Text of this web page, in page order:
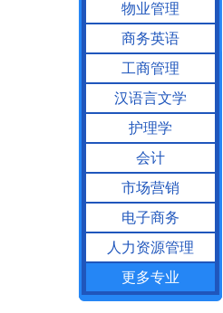
物业管理
商务英语
工商管理
汉语言文学
护理学
会计
市场营销
电子商务
人力资源管理
更多专业